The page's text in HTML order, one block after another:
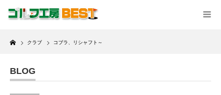
Home
クラブ コブラ、リシャフト～
BLOG